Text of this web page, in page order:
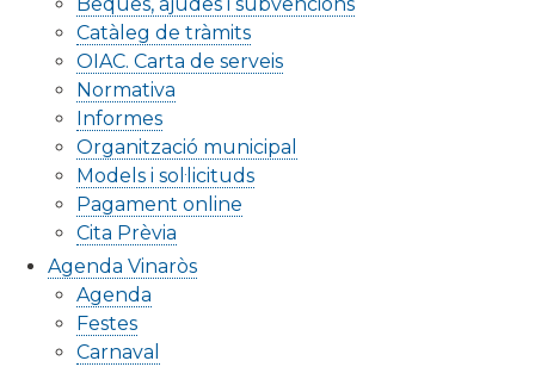
Catàleg de tràmits
OIAC. Carta de serveis
Normativa
Informes
Organització municipal
Models i sol·licituds
Pagament online
Cita Prèvia
Agenda Vinaròs
Agenda
Festes
Carnaval